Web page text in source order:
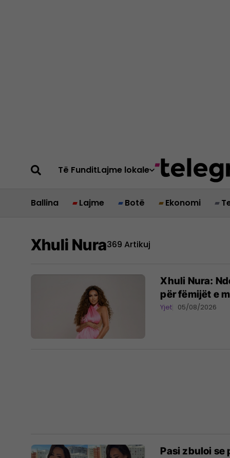
Të FunditLajme lokale
Ballina Lajme Botë Ekonomi
Xhuli Nura369 Artikuj
Xhuli Nura:
për fëmijët e
Yjet 05/08/2026
Pasi zbuloi se